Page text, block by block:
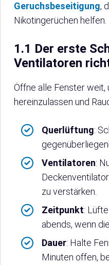
Geruchsbeseitigung,
Nikotingerüchen helfen.
1.1 Der erste
Ventilatoren
Öffne alle Fenster weit,
hereinzulassen und
Querlüftung:
Ventilatoren:
zu verstärken.
Zeitpunkt:
abends, wenn
Dauer: Halte
Minuten offen,